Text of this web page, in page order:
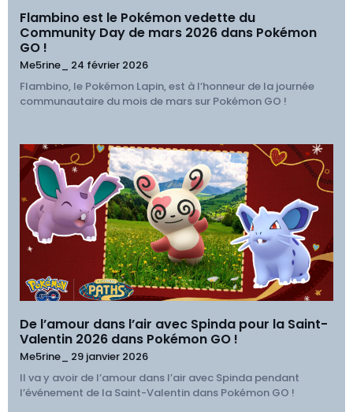
Flambino est le Pokémon vedette du
Community Day de mars 2026 dans Pokémon
GO !
Me5rine_ 24 février 2026
Flambino, le Pokémon Lapin, est à l’honneur de la journée
communautaire du mois de mars sur Pokémon GO !
De l’amour dans l’air avec Spinda pour la Saint-
Valentin 2026 dans Pokémon GO !
Me5rine_ 29 janvier 2026
Il va y avoir de l’amour dans l’air avec Spinda pendant
l’événement de la Saint-Valentin dans Pokémon GO !